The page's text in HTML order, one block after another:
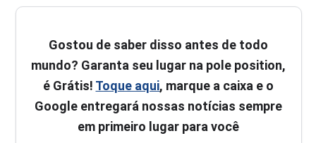
Gostou de saber disso antes de todo
mundo? Garanta seu lugar na pole position,
é Grátis! Toque aqui, marque a caixa e o
Google entregará nossas notícias sempre
em primeiro lugar para você